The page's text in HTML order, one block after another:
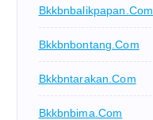
Bkkbnbalikpapan.com
Bkkbnbontang.com
Bkkbntarakan.com
Bkkbnbima.com